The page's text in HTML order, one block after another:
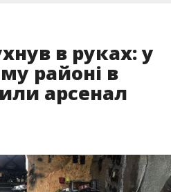
в руках: у
районі в
арсенал